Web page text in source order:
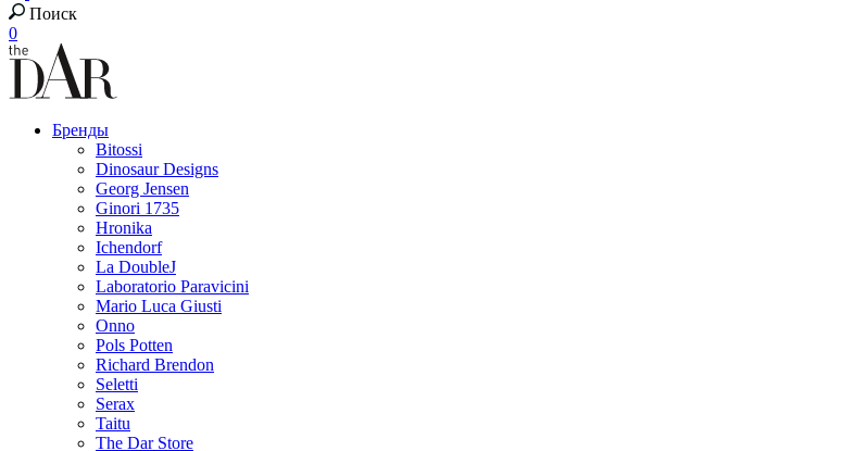
Поиск
0
Бренды
Bitossi
Dinosaur Designs
Georg Jensen
Ginori 1735
Hronika
Ichendorf
La DoubleJ
Laboratorio Paravicini
Mario Luca Giusti
Onno
Pols Potten
Richard Brendon
Seletti
Serax
Taitu
The Dar Store